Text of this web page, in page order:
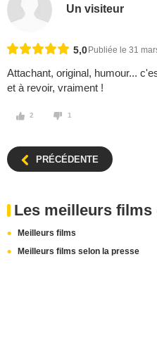
Un visiteur
5,0 Publiée le 31
Attachant, original, humour...
et à revoir, vraiment !
2 1
PRÉCÉDENTE
Les meilleurs films
Meilleurs films
Meilleurs films selon la presse